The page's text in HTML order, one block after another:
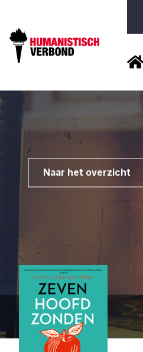
Naar het overzicht